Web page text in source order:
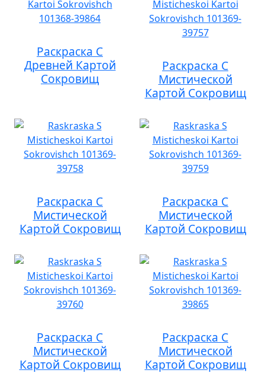
Раскраска С
Древней Картой
Сокровищ
Раскраска С
Мистической
Картой Сокровищ
Раскраска С
Мистической
Картой Сокровищ
Раскраска С
Мистической
Картой Сокровищ
Раскраска С
Мистической
Картой Сокровищ
Раскраска С
Мистической
Картой Сокровищ